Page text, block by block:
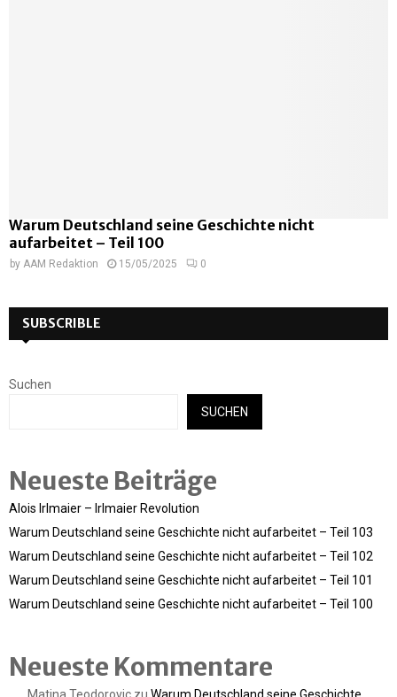
Warum Deutschland seine Geschichte nicht
aufarbeitet – Teil 100
by AAM Redaktion 15/05/2025 0
SUBSCRIBLE
Suchen
SUCHEN
Neueste Beiträge
Alois Irlmaier – Irlmaier Revolution
Warum Deutschland seine Geschichte nicht aufarbeitet – Teil 103
Warum Deutschland seine Geschichte nicht aufarbeitet – Teil 102
Warum Deutschland seine Geschichte nicht aufarbeitet – Teil 101
Warum Deutschland seine Geschichte nicht aufarbeitet – Teil 100
Neueste Kommentare